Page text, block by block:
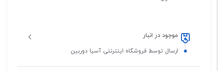
موجود در انبار
ارسال توسط فروشگاه اینترنتی آسیا دوربین